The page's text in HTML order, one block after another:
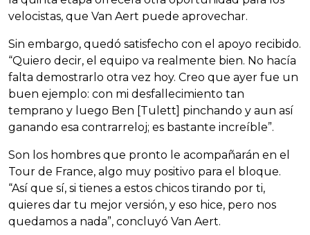
velocistas, que Van Aert puede aprovechar.
Sin embargo, quedó satisfecho con el apoyo recibido.
“Quiero decir, el equipo va realmente bien. No hacía
falta demostrarlo otra vez hoy. Creo que ayer fue un
buen ejemplo: con mi desfallecimiento tan
temprano y luego Ben [Tulett] pinchando y aun así
ganando esa contrarreloj; es bastante increíble”.
Son los hombres que pronto le acompañarán en el
Tour de France, algo muy positivo para el bloque.
“Así que sí, si tienes a estos chicos tirando por ti,
quieres dar tu mejor versión, y eso hice, pero nos
quedamos a nada”, concluyó Van Aert.